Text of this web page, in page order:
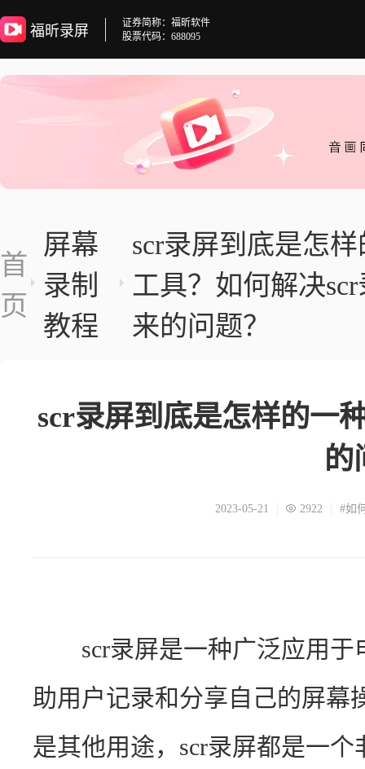
福昕录屏
证券简称：福昕软件
股票代码：688095
首
页
屏幕
录制
教程
scr录屏到底是怎
工具？如何解决
来的问题？
scr录屏到底是怎样的一
的
2023-05-21 2922 #如
scr录屏是一种广泛应用于
助用户记录和分享自己的屏幕
是其他用途，scr录屏都是一